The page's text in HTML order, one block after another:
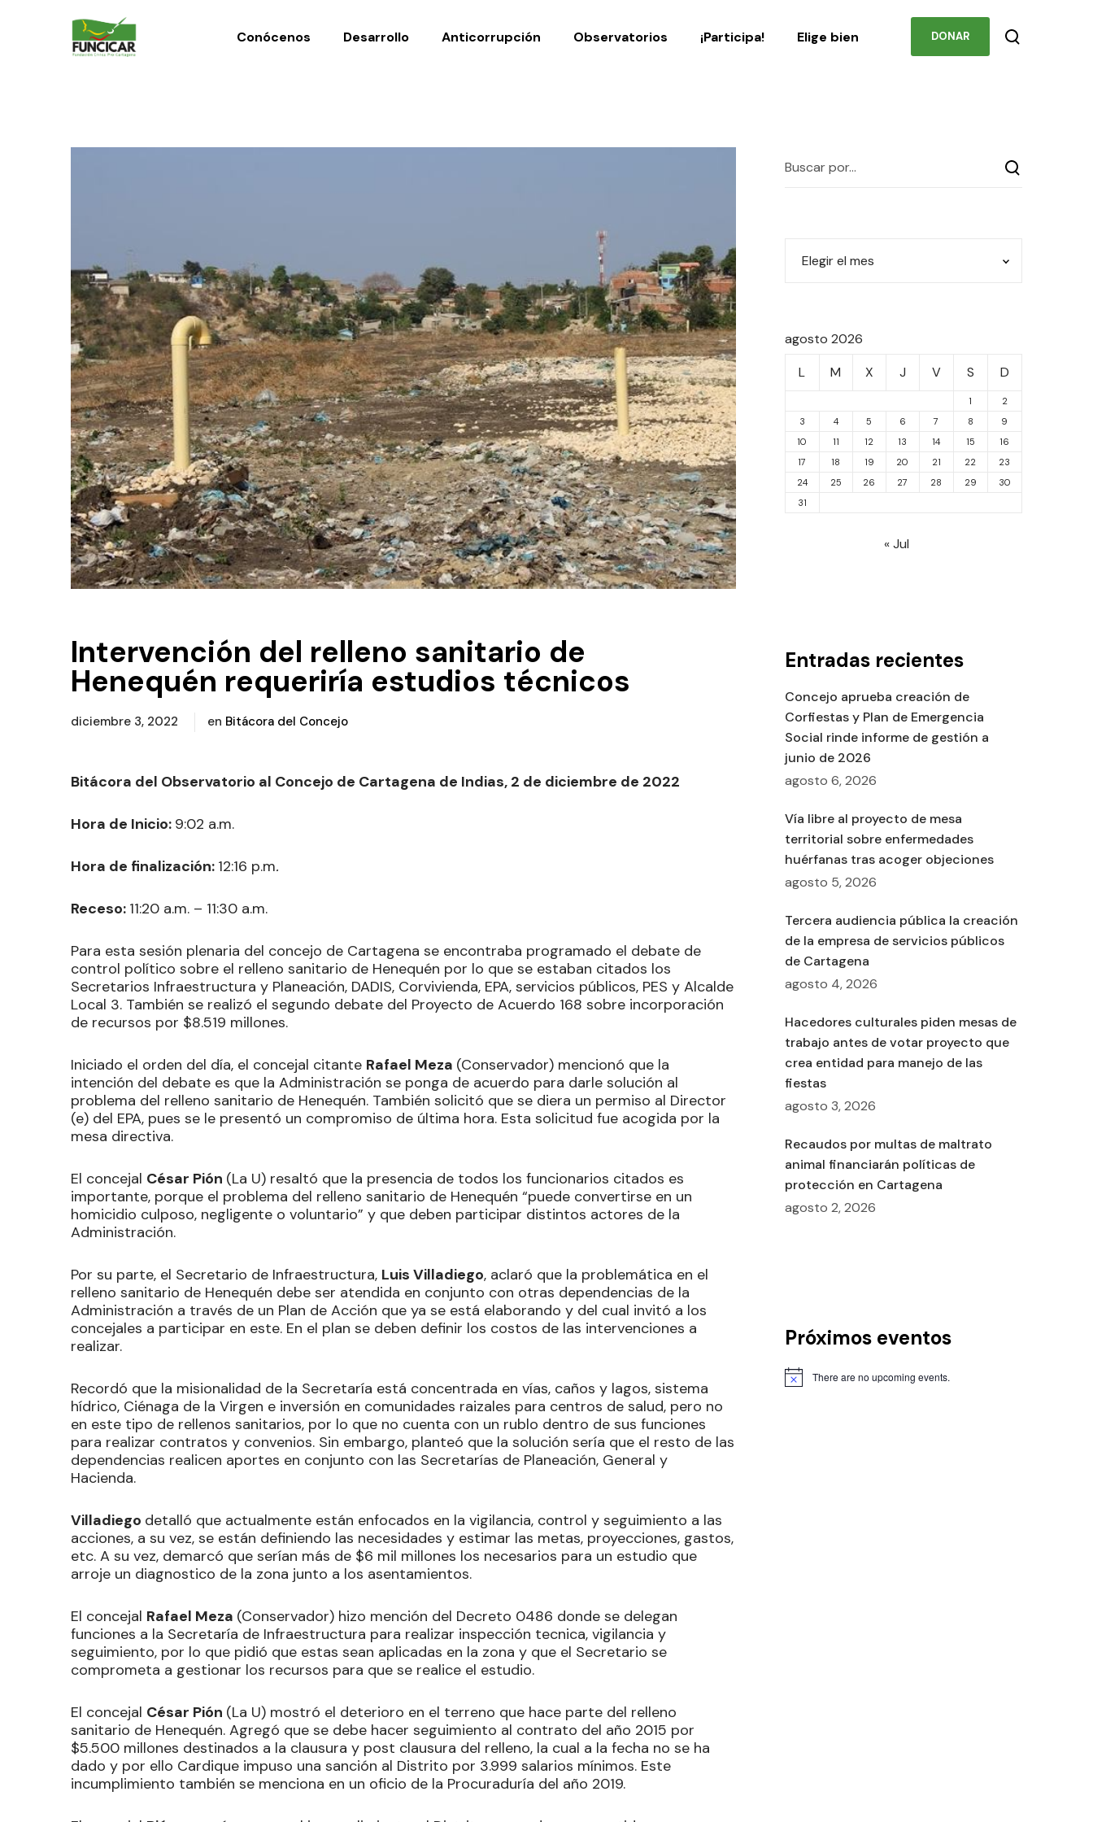
Conócenos Desarrollo Anticorrupción Observatorios ¡Participa! Elige bien DONAR
Intervención del relleno sanitario de
Henequén requeriría estudios técnicos
diciembre 3, 2022 en Bitácora del Concejo
Bitácora del Observatorio al Concejo de Cartagena de Indias, 2 de diciembre de 2022
Hora de Inicio: 9:02 a.m.
Hora de finalización: 12:16 p.m.
Receso: 11:20 a.m. – 11:30 a.m.
Para esta sesión plenaria del concejo de Cartagena se encontraba programado el debate de
control político sobre el relleno sanitario de Henequén por lo que se estaban citados los
Secretarios Infraestructura y Planeación, DADIS, Corvivienda, EPA, servicios públicos, PES y Alcalde
Local 3. También se realizó el segundo debate del Proyecto de Acuerdo 168 sobre incorporación
de recursos por $8.519 millones.
Iniciado el orden del día, el concejal citante Rafael Meza (Conservador) mencionó que la
intención del debate es que la Administración se ponga de acuerdo para darle solución al
problema del relleno sanitario de Henequén. También solicitó que se diera un permiso al Director
(e) del EPA, pues se le presentó un compromiso de última hora. Esta solicitud fue acogida por la
mesa directiva.
El concejal César Pión (La U) resaltó que la presencia de todos los funcionarios citados es
importante, porque el problema del relleno sanitario de Henequén “puede convertirse en un
homicidio culposo, negligente o voluntario” y que deben participar distintos actores de la
Administración.
Por su parte, el Secretario de Infraestructura, Luis Villadiego, aclaró que la problemática en el
relleno sanitario de Henequén debe ser atendida en conjunto con otras dependencias de la
Administración a través de un Plan de Acción que ya se está elaborando y del cual invitó a los
concejales a participar en este. En el plan se deben definir los costos de las intervenciones a
realizar.
Recordó que la misionalidad de la Secretaría está concentrada en vías, caños y lagos, sistema
hídrico, Ciénaga de la Virgen e inversión en comunidades raizales para centros de salud, pero no
en este tipo de rellenos sanitarios, por lo que no cuenta con un rublo dentro de sus funciones
para realizar contratos y convenios. Sin embargo, planteó que la solución sería que el resto de las
dependencias realicen aportes en conjunto con las Secretarías de Planeación, General y
Hacienda.
Villadiego detalló que actualmente están enfocados en la vigilancia, control y seguimiento a las
acciones, a su vez, se están definiendo las necesidades y estimar las metas, proyecciones, gastos,
etc. A su vez, demarcó que serían más de $6 mil millones los necesarios para un estudio que
arroje un diagnostico de la zona junto a los asentamientos.
El concejal Rafael Meza (Conservador) hizo mención del Decreto 0486 donde se delegan
funciones a la Secretaría de Infraestructura para realizar inspección tecnica, vigilancia y
seguimiento, por lo que pidió que estas sean aplicadas en la zona y que el Secretario se
comprometa a gestionar los recursos para que se realice el estudio.
El concejal César Pión (La U) mostró el deterioro en el terreno que hace parte del relleno
sanitario de Henequén. Agregó que se debe hacer seguimiento al contrato del año 2015 por
$5.500 millones destinados a la clausura y post clausura del relleno, la cual a la fecha no se ha
dado y por ello Cardique impuso una sanción al Distrito por 3.999 salarios mínimos. Este
incumplimiento también se menciona en un oficio de la Procuraduría del año 2019.
agosto 2026
L
M X J V S D
1
2
3
4 5 6 7 8
9
10
11 12 13 14 15
16
17
18 19 20 21 22
23
24
25 26 27 28 29
30
31
« Jul
Entradas recientes
Concejo aprueba creación de
Corfiestas y Plan de Emergencia
Social rinde informe de gestión a
junio de 2026
agosto 6, 2026
Vía libre al proyecto de mesa
territorial sobre enfermedades
huérfanas tras acoger objeciones
agosto 5, 2026
Tercera audiencia pública la creación
de la empresa de servicios públicos
de Cartagena
agosto 4, 2026
Hacedores culturales piden mesas de
trabajo antes de votar proyecto que
crea entidad para manejo de las
fiestas
agosto 3, 2026
Recaudos por multas de maltrato
animal financiarán políticas de
protección en Cartagena
agosto 2, 2026
Próximos eventos
There are no upcoming events.